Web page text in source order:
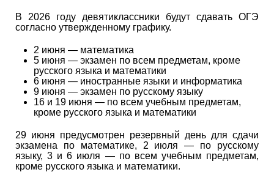
В 2026 году девятиклассники будут сдавать ОГЭ
согласно утвержденному графику.
2 июня — математика
5 июня — экзамен по всем предметам, кроме
русского языка и математики
6 июня — иностранные языки и информатика
9 июня — экзамен по русскому языку
16 и 19 июня — по всем учебным предметам,
кроме русского языка и математики
29 июня предусмотрен резервный день для сдачи
экзамена по математике, 2 июля — по русскому
языку, 3 и 6 июля — по всем учебным предметам,
кроме русского языка и математики.